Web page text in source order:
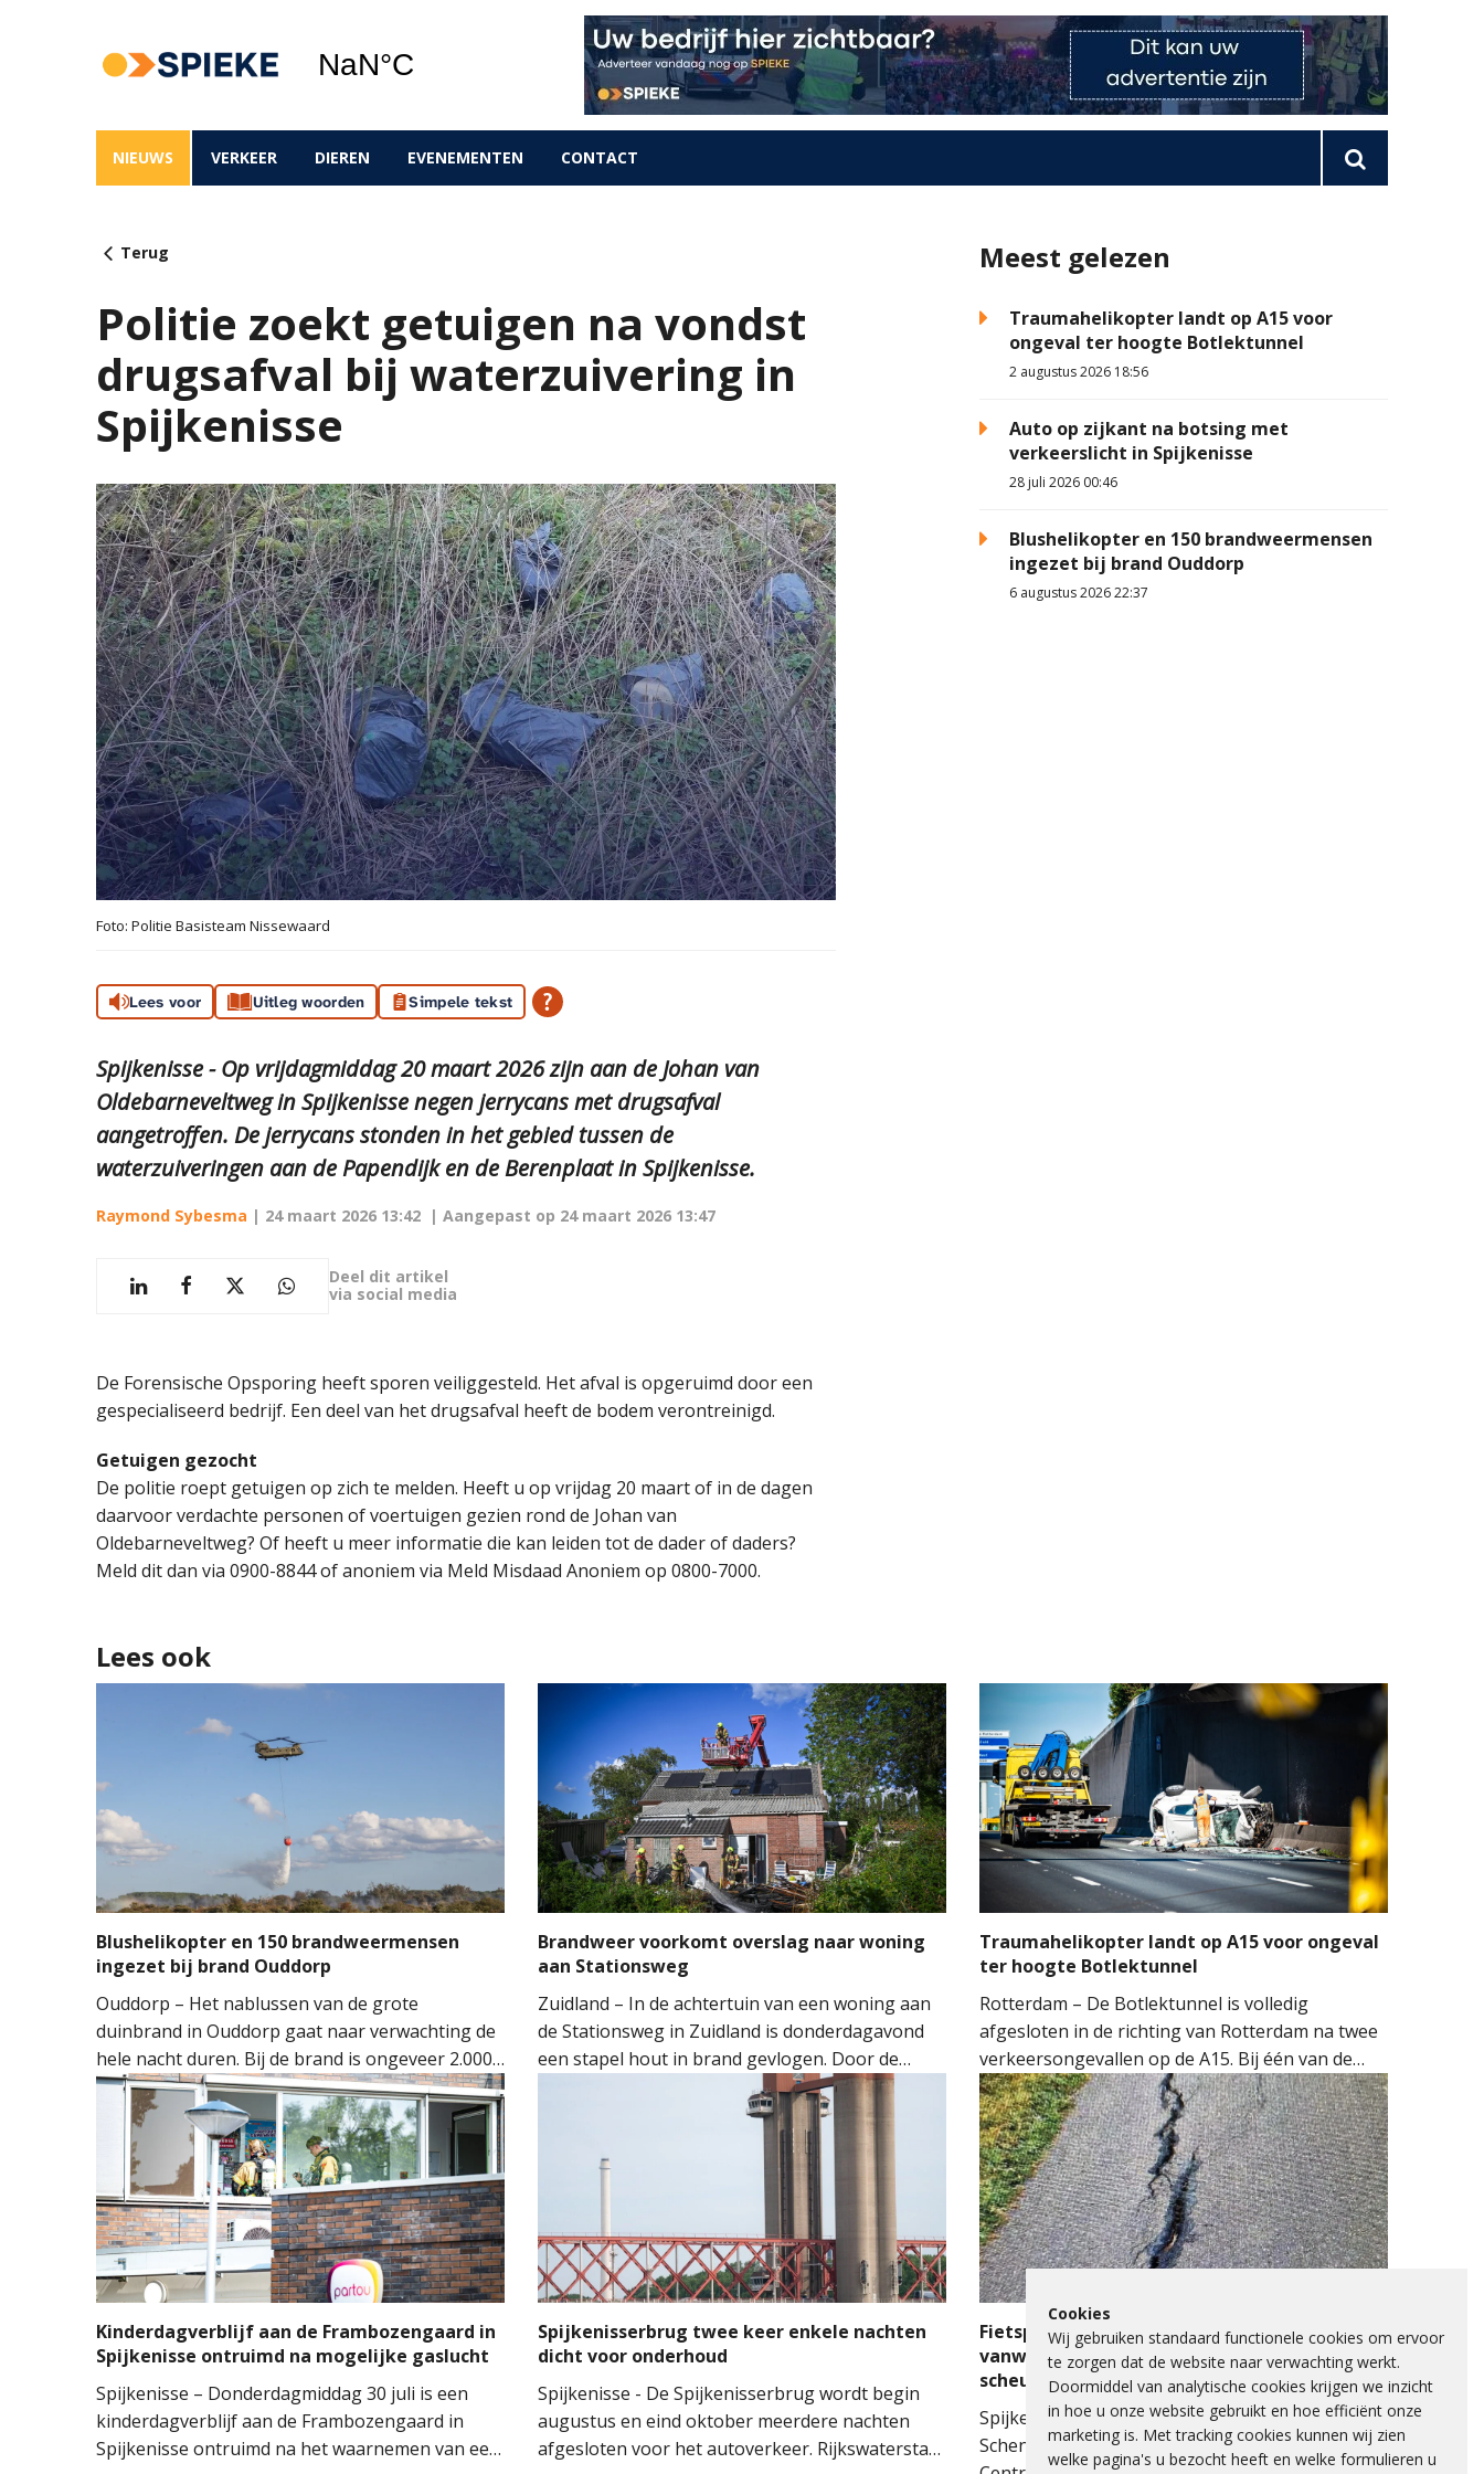
NIEUWS VERKEER DIEREN EVENEMENTEN CONTACT
Terug
Politie zoekt getuigen na vondst
drugsafval bij waterzuivering in
Spijkenisse
Foto: Politie Basisteam Nissewaard
Lees voor Uitleg woorden Simpele tekst
Spijkenisse - Op vrijdagmiddag 20 maart 2026 zijn aan de Johan van
Oldebarneveltweg in Spijkenisse negen jerrycans met drugsafval
aangetroffen. De jerrycans stonden in het gebied tussen de
waterzuiveringen aan de Papendijk en de Berenplaat in Spijkenisse.
Raymond Sybesma | 24 maart 2026 13:42 | Aangepast op 24 maart 2026 13:47
Deel dit artikel
via social media
De Forensische Opsporing heeft sporen veiliggesteld. Het afval is opgeruimd door een
gespecialiseerd bedrijf. Een deel van het drugsafval heeft de bodem verontreinigd.
Getuigen gezocht
De politie roept getuigen op zich te melden. Heeft u op vrijdag 20 maart of in de dagen
daarvoor verdachte personen of voertuigen gezien rond de Johan van
Oldebarneveltweg? Of heeft u meer informatie die kan leiden tot de dader of daders?
Meld dit dan via 0900-8844 of anoniem via Meld Misdaad Anoniem op 0800-7000.
Meest gelezen
Traumahelikopter landt op A15 voor
ongeval ter hoogte Botlektunnel
2 augustus 2026 18:56
Auto op zijkant na botsing met
verkeerslicht in Spijkenisse
28 juli 2026 00:46
Blushelikopter en 150 brandweermensen
ingezet bij brand Ouddorp
6 augustus 2026 22:37
Lees ook
Blushelikopter en 150 brandweermensen
ingezet bij brand Ouddorp
Ouddorp – Het nablussen van de grote
duinbrand in Ouddorp gaat naar verwachting de
hele nacht duren. Bij de brand is ongeveer 2.000
vierkante meter natuur verloren gegaan. De
brand ontstond rond 14.00 uur, waarna de
brandweer groots opschaalde. Tientallen
brandweervoertuigen en ongeveer 150
brandweermensen werden ingezet om het vuur
onder controle te krijgen.
Brandweer voorkomt overslag naar woning
aan Stationsweg
Zuidland – In de achtertuin van een woning aan
de Stationsweg in Zuidland is donderdagavond
een stapel hout in brand gevlogen. Door de
snelle inzet van de brandweer kon worden
voorkomen dat het vuur oversloeg naar de
Traumahelikopter landt op A15 voor ongeval
ter hoogte Botlektunnel
Rotterdam – De Botlektunnel is volledig
afgesloten in de richting van Rotterdam na twee
verkeersongevallen op de A15. Bij één van de
ongevallen sloeg een auto over de kop.
Hulpdiensten kwamen massaal ter plaatse.
Meerdere ambulances, de brandweer en het
Mobiel Medisch Team (MMT) werden ingezet. De
traumahelikopter landde op de snelweg om
medische assistentie te verlenen.
Kinderdagverblijf aan de Frambozengaard in
Spijkenisse ontruimd na mogelijke gaslucht
Spijkenisse – Donderdagmiddag 30 juli is een
kinderdagverblijf aan de Frambozengaard in
Spijkenisse ontruimd na het waarnemen van een
Spijkenisserbrug twee keer enkele nachten
dicht voor onderhoud
Spijkenisse - De Spijkenisserbrug wordt begin
augustus en eind oktober meerdere nachten
afgesloten voor het autoverkeer. Rijkswaterstaat
Fietspad Lange Schenkeldijk afgesloten
vanwege verzakking asfalt en ernstige
scheuren
Spijkenisse - Het fietspad op de Lange
Schenkeldijk langs het Spijkenisse Medisch
Cookies
Wij gebruiken standaard functionele cookies om ervoor
te zorgen dat de website naar verwachting werkt.
Doormiddel van analytische cookies krijgen we inzicht
in hoe u onze website gebruikt en hoe efficiënt onze
marketing is. Met tracking cookies kunnen wij zien
welke pagina's u bezocht heeft en welke formulieren u